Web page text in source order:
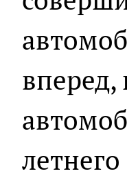
вперед,